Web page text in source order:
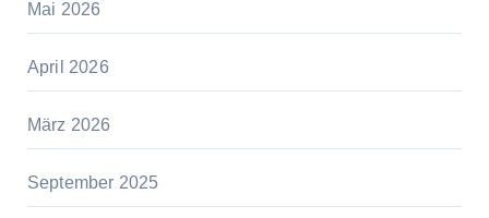
Mai 2026
April 2026
März 2026
September 2025